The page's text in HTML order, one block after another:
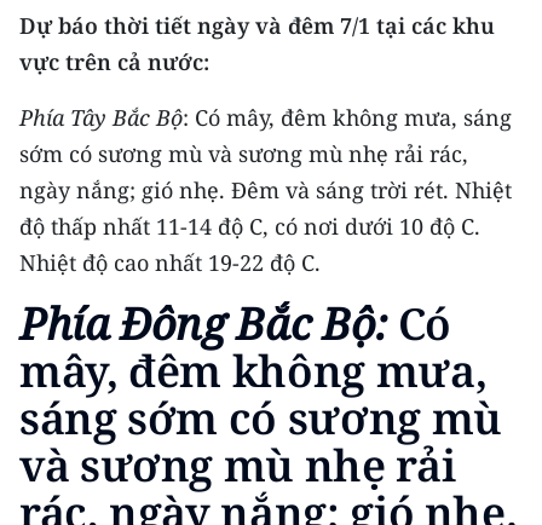
Media Du lịch
Media Thế giới
Media Thể thao
Media Giáo dục
Media Y tế
Media Khoa học - Công nghệ
Media Môi trường
Ảnh
Infographic
Dự báo thời tiết ngày và đêm 7/1 tại các khu
vực trên cả nước:
Phía Tây Bắc Bộ: Có mây, đêm không mưa, sáng
sớm có sương mù và sương mù nhẹ rải rác,
ngày nắng; gió nhẹ. Đêm và sáng trời rét. Nhiệt
độ thấp nhất 11-14 độ C, có nơi dưới 10 độ C.
Nhiệt độ cao nhất 19-22 độ C.
Phía Đông Bắc Bộ: Có
mây, đêm không mưa,
sáng sớm có sương mù
và sương mù nhẹ rải
rác, ngày nắng; gió nhẹ.